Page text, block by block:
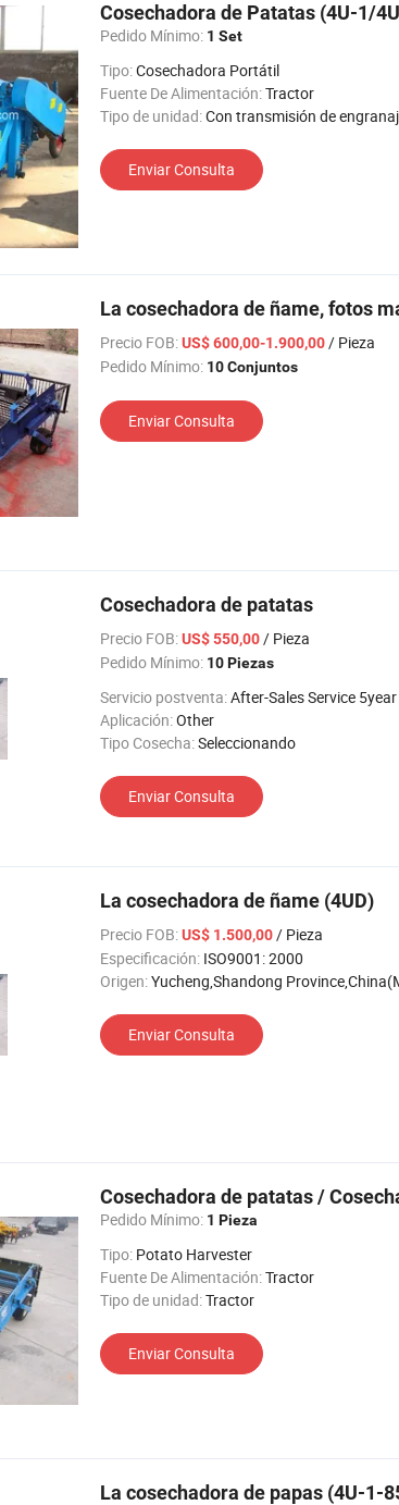
Cosechadora de Patatas (4U-1/
Pedido Mínimo: 1 Set
Tipo:Cosechadora Portátil
Fuente De Alimentación:Tractor
Tipo de unidad:Con transmisión de
Enviar Consulta
La cosechadora de ñame, fotos
Precio FOB:US$ 600,00-1.900,00/ Pieza
Pedido Mínimo: 10 Conjuntos
Enviar Consulta
Cosechadora de patatas
Precio FOB:US$ 550,00/ Pieza
Pedido Mínimo: 10 Piezas
Servicio postventa:After-Sales Service 5year
Aplicación:Other
Tipo Cosecha:Seleccionando
Enviar Consulta
La cosechadora de ñame (4UD)
Precio FOB:US$ 1.500,00/ Pieza
Especificación: ISO9001: 2000
Origen:Yucheng,Shandong
Enviar Consulta
Cosechadora de patatas /
Pedido Mínimo: 1 Pieza
Tipo: Potato Harvester
Fuente De Alimentación:Tractor
Tipo de unidad:Tractor
Enviar Consulta
La cosechadora de papas (4U-1-